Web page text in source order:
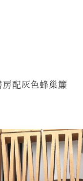
配灰色蜂巢簾